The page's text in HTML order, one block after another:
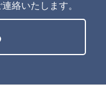
絡いたします。